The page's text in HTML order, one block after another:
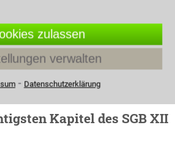
den Mehrbedarf zu rechtfertigen,
sind noch einige andere
wie Einkommens- und
oder Mietbelege.
Kapitel des SGB XII
zulassen
verwalten
⁃ Datenschutzerklärung